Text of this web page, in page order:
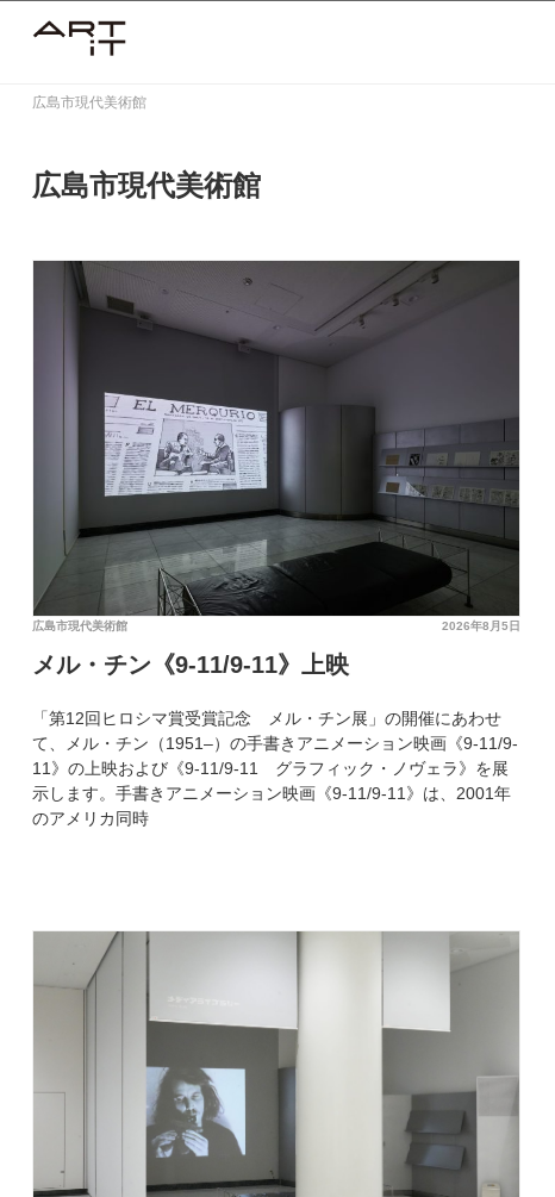
広島市現代美術館
広島市現代美術館
2026年8月5日
広島市現代美術館
メル・チン《9-11/9-11》上映
「第12回ヒロシマ賞受賞記念 メル・チン展」の開催にあわせ
て、メル・チン（1951–）の手書きアニメーション映画《9-11/9-
11》の上映および《9-11/9-11 グラフィック・ノヴェラ》を展
示します。手書きアニメーション映画《9-11/9-11》は、2001年
のアメリカ同時